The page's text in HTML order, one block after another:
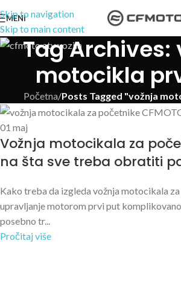
Skip to navigation
Skip to main content
MENI
Tag Archives:
motocikla
Početna/Posts Tagged "vožnja
01 maj
Vožnja motocikala za
na šta sve treba obratiti
Kako treba da izgleda vožnja motocikala
upravljanje motorom prvi put
posebno tr...
Pročitaj više